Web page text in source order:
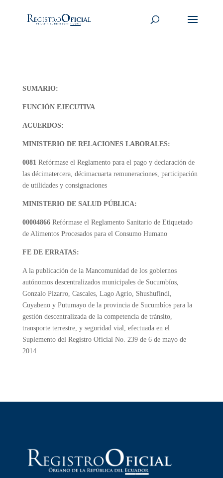
SUMARIO:
FUNCIÓN EJECUTIVA
ACUERDOS:
MINISTERIO DE RELACIONES LABORALES:
0081Refórmase el Reglamento para el pago y declaración de
las décimatercera, décimacuarta remuneraciones, participación
de utilidades y consignaciones
MINISTERIO DE SALUD PÚBLICA:
00004866Refórmase el Reglamento Sanitario de Etiquetado
de Alimentos Procesados para el Consumo Humano
FE DE ERRATAS:
A la publicación de la Mancomunidad de los gobiernos
autónomos descentralizados municipales de Sucumbíos,
Gonzalo Pizarro, Cascales, Lago Agrio, Shushufindi,
Cuyabeno y Putumayo de la provincia de Sucumbíos para la
gestión descentralizada de la competencia de tránsito,
transporte terrestre, y seguridad vial, efectuada en el
Suplemento del Registro Oficial No. 239 de 6 de mayo de
2014